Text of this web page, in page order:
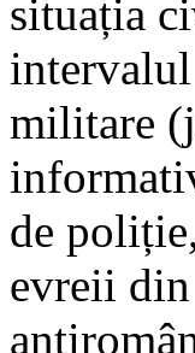
situația
militare
de
evreii